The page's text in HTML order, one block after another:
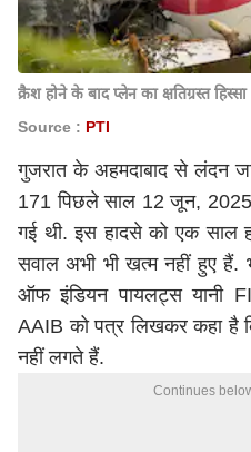
क्रैश होने के बाद प्लेन का क्षतिग्रस्त
Source : PTI
गुजरात के अहमदाबाद से लंदन
171 पिछले साल 12 जून, 2025
गई थी. इस हादसे को एक साल
सवाल अभी भी खत्म नहीं हुए
ऑफ इंडियन पायलट्स यानी
AAIB को पत्र लिखकर कहा है
नहीं लगते हैं.
Continues